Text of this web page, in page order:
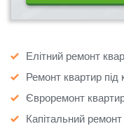
Елітний ремонт
Ремонт квартир під
Євроремонт квартир
Капітальний